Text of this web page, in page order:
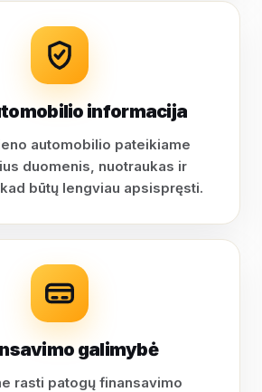
informacija
automobilio pateikiame
duomenis, nuotraukas ir
būtų lengviau apsispręsti.
galimybė
rasti patogų finansavimo